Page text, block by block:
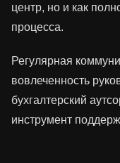
центр, но и как
процесса.
Регулярная
вовлеченность
бухгалтерский
инструмент